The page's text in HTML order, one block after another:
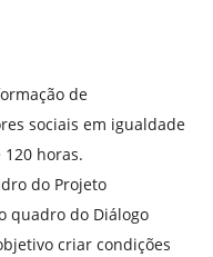
de
sociais em igualdade
horas.
do Projeto
quadro do Diálogo
criar condições